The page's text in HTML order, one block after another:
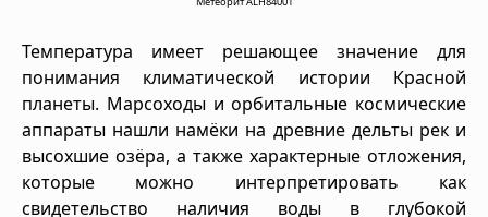
Температура имеет решающее значение для
понимания климатической истории Красной
планеты. Марсоходы и орбитальные космические
аппараты нашли намёки на древние дельты рек и
высохшие озёра, а также характерные отложения,
которые можно интерпретировать как
свидетельство наличия воды в глубокой